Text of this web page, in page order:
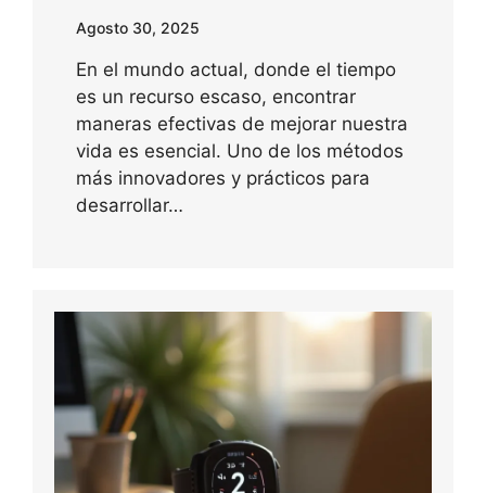
Agosto 30, 2025
En el mundo actual, donde el tiempo
es un recurso escaso, encontrar
maneras efectivas de mejorar nuestra
vida es esencial. Uno de los métodos
más innovadores y prácticos para
desarrollar…